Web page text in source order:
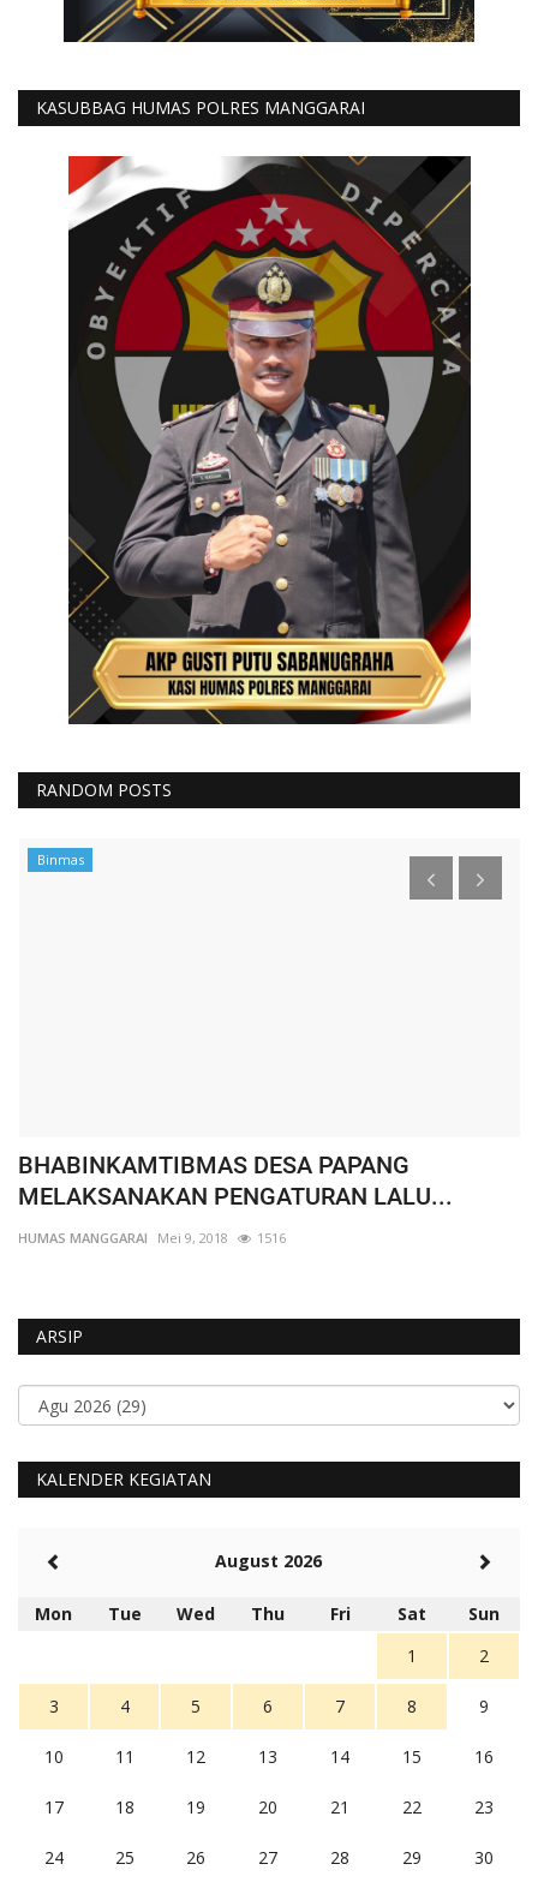
KASUBBAG HUMAS POLRES MANGGARAI
RANDOM POSTS
Binmas
BHABINKAMTIBMAS DESA PAPANG
MELAKSANAKAN PENGATURAN LALU...
HUMAS MANGGARAI Mei 9, 2018 1516
ARSIP
KALENDER KEGIATAN
August 2026
Mon Tue Wed Thu Fri Sat
Sun
1
2
3 4 5 6 7 8 9
10 11 12 13 14 15 16
17 18 19 20 21 22 23
24 25 26 27 28 29 30